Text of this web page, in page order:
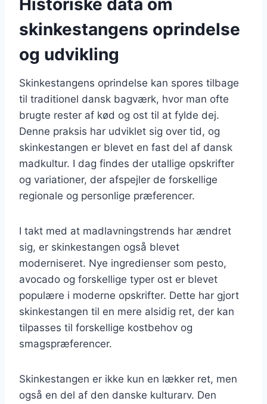
skinkestangens oprindelse
og udvikling
Skinkestangens oprindelse kan spores tilbage
til traditionel dansk bagværk, hvor man ofte
brugte rester af kød og ost til at fylde dej.
Denne praksis har udviklet sig over tid, og
skinkestangen er blevet en fast del af dansk
madkultur. I dag findes der utallige opskrifter
og variationer, der afspejler de forskellige
regionale og personlige præferencer.
I takt med at madlavningstrends har ændret
sig, er skinkestangen også blevet
moderniseret. Nye ingredienser som pesto,
avocado og forskellige typer ost er blevet
populære i moderne opskrifter. Dette har gjort
skinkestangen til en mere alsidig ret, der kan
tilpasses til forskellige kostbehov og
smagspræferencer.
Skinkestangen er ikke kun en lækker ret, men
også en del af den danske kulturarv. Den